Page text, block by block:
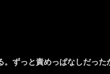
ずっと責めっぱなしだった